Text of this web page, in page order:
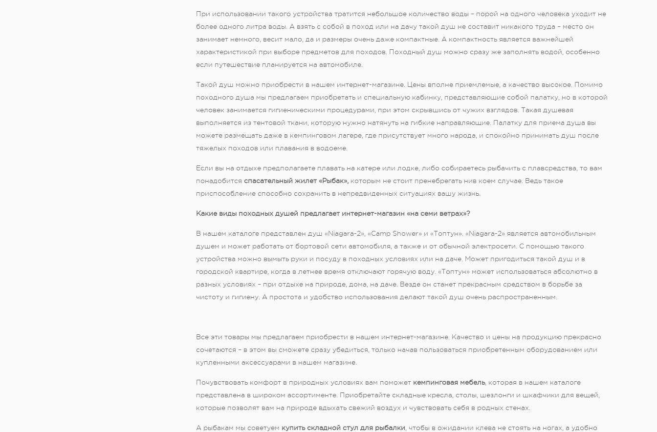
При использовании такого устройства тратится небольшое количество воды – порой на одного человека уходит не
более одного литра воды. А взять с собой в поход или на дачу такой душ не составит никакого труда – место он
занимает немного, весит мало, да и размеры очень даже компактные. А компактность является важнейшей
характеристикой при выборе предметов для походов. Походный душ можно сразу же заполнять водой, особенно
если путешествие планируется на автомобиле.
Такой душ можно приобрести в нашем интернет-магазине. Цены вполне приемлемые, а качество высокое. Помимо
походного душа мы предлагаем приобретать и специальную кабинку, представляющие собой палатку, но в которой
человек занимается гигиеническими процедурами, при этом скрывшись от чужих взглядов. Такая душевая
выполняется из тентовой ткани, которую нужно натянуть на гибкие направляющие. Палатку для приема душа вы
можете размещать даже в кемпинговом лагере, где присутствует много народа, и спокойно принимать душ после
тяжелых походов или плавания в водоеме.
Если вы на отдыхе предполагаете плавать на катере или лодке, либо собираетесь рыбачить с плавсредства, то вам
понадобится спасательный жилет «Рыбак»,которым не стоит пренебрегать нив коем случае. Ведь такое
приспособление способно сохранить в непредвиденных ситуациях вашу жизнь.
Какие виды походных душей предлагает интернет-магазин «на семи ветрах»?
В нашем каталоге представлен душ «Niagara-2», «Camp Shower» и «Топтун». «Niagara-2» является автомобильным
душем и может работать от бортовой сети автомобиля, а также и от обычной электросети. С помощью такого
устройства можно вымыть руки и посуду в походных условиях или на даче. Может пригодиться такой душ и в
городской квартире, когда в летнее время отключают горячую воду. «Топтун» может использоваться абсолютно в
разных условиях – при отдыхе на природе, дома, на даче. Везде он станет прекрасным средством в борьбе за
чистоту и гигиену. А простота и удобство использования делают такой душ очень распространенным.
Все эти товары мы предлагаем приобрести в нашем интернет-магазине. Качество и цены на продукцию прекрасно
сочетаются – в этом вы сможете сразу убедиться, только начав пользоваться приобретенным оборудованием или
купленными аксессуарами в нашем магазине.
Почувствовать комфорт в природных условиях вам поможет кемпинговая мебель, которая в нашем каталоге
представлена в широком ассортименте. Приобретайте складные кресла, столы, шезлонги и шкафчики для вещей,
которые позволят вам на природе вдыхать свежий воздух и чувствовать себя в родных стенах.
А рыбакам мы советуем купить складной стул для рыбалки , чтобы в ожидании клева не стоять на ногах, а удобно